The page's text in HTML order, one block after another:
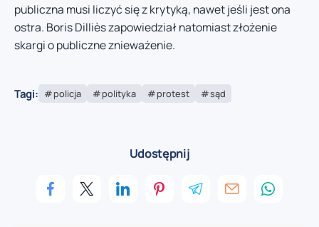
publiczna musi liczyć się z krytyką, nawet jeśli jest ona
ostra. Boris Dilliès zapowiedział natomiast złożenie
skargi o publiczne znieważenie.
Tagi: policja polityka protest sąd
Udostępnij